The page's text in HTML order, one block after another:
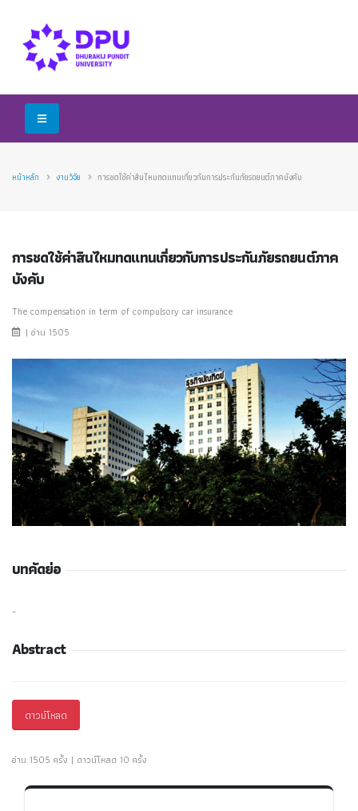
หน้าหลัก งานวิจัย การชดใช้ค่าสินไหมทดแทนเกี่ยวกับการประกันภัยรถยนต์ภาคบังคับ
การชดใช้ค่าสินไหมทดแทนเกี่ยวกับการประกันภัยรถยนต์ภาค
บังคับ
The compensation in term of compulsory car insurance
| อ่าน 1505
บทคัดย่อ
-
Abstract
ดาวน์โหลด
อ่าน 1505 ครั้ง | ดาวน์โหลด 10 ครั้ง